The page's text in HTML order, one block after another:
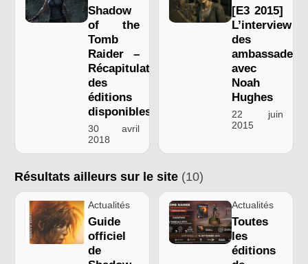
Shadow
of the
Tomb
Raider –
Récapitulatif
des
éditions
disponibles
30 avril
2018
[E3 2015]
L’interview
des
avec
Noah
Hughes
22 juin
2015
Résultats ailleurs sur le site (10)
Actualités
Guide
officiel
de
Actualités
Toutes
les
éditions